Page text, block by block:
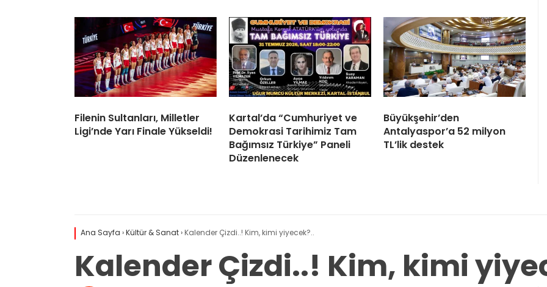
Filenin Sultanları, Milletler
Ligi’nde Yarı Finale Yükseldi!
Kartal’da “Cumhuriyet ve
Demokrasi Tarihimiz Tam
Bağımsız Türkiye” Paneli
Düzenlenecek
Büyükşehir’den
Antalyaspor’a 52 milyon
TL’lik destek
Ana Sayfa ›Kültür & Sanat› Kalender Çizdi..! Kim, kimi yiyecek?..
Kalender Çizdi..! Kim, kimi